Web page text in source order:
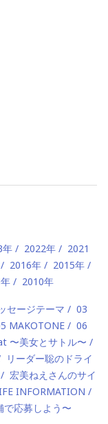
年 2022年
2021
2016年
2015年
2010年
セージテーマ
03
MAKOTONE
06
〜美女とサトル〜
リーダー聡のドライ
宏美ねえさんのサイ
INFORMATION
応募しよう〜